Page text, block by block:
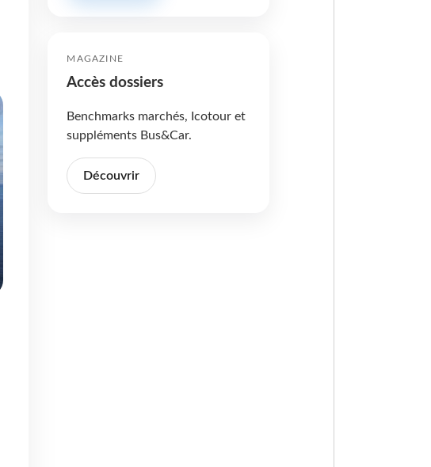
MAGAZINE
Accès dossiers
Benchmarks marchés, Icotour et
suppléments Bus&Car.
Découvrir